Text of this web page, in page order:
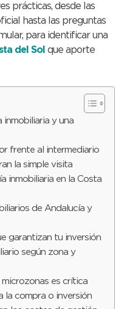
prácticas, desde las
hasta las preguntas
para identificar una
del Sol que aporte
inmobiliaria y una
frente al intermediario
la simple visita
inmobiliaria en la Costa
de Andalucía y
garantizan tu inversión
según zona y
microzonas es crítica
la compra o inversión